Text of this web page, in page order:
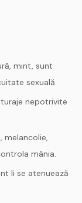
mint, sunt
sexuală
nepotrivite
melancolie,
mânia.
li se atenuează